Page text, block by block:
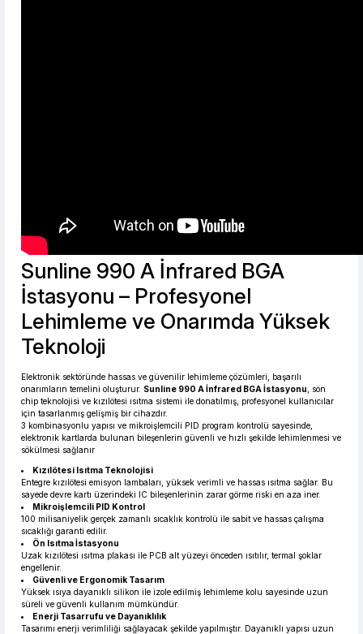
Sunline 990 A İnfrared BGA
İstasyonu – Profesyonel
Lehimleme ve Onarımda Yüksek
Teknoloji
Elektronik sektöründe hassas ve güvenilir lehimleme çözümleri, başarılı
onarımların temelini oluşturur. Sunline 990 A İnfrared BGA İstasyonu , son
chip teknolojisi ve kızılötesi ısıtma sistemi ile donatılmış, profesyonel kullanıcılar
için tasarlanmış gelişmiş bir cihazdır.
3 kombinasyonlu yapısı ve mikroişlemcili PID program kontrolü sayesinde,
elektronik kartlarda bulunan bileşenlerin güvenli ve hızlı şekilde lehimlenmesi ve
sökülmesi sağlanır
Kızılötesi Isıtma Teknolojisi
Entegre kızılötesi emisyon lambaları, yüksek verimli ve hassas ısıtma sağlar. Bu
sayede devre kartı üzerindeki IC bileşenlerinin zarar görme riski en aza iner.
Mikroişlemcili PID Kontrol
100 milisaniyelik gerçek zamanlı sıcaklık kontrolü ile sabit ve hassas çalışma
sıcaklığı garanti edilir.
Ön Isıtma İstasyonu
Uzak kızılötesi ısıtma plakası ile PCB alt yüzeyi önceden ısıtılır, termal şoklar
engellenir.
Güvenli ve Ergonomik Tasarım
Yüksek ısıya dayanıklı silikon ile izole edilmiş lehimleme kolu sayesinde uzun
süreli ve güvenli kullanım mümkündür.
Enerji Tasarrufu ve Dayanıklılık
Tasarımı enerji verimliliği sağlayacak şekilde yapılmıştır. Dayanıklı yapısı uzun